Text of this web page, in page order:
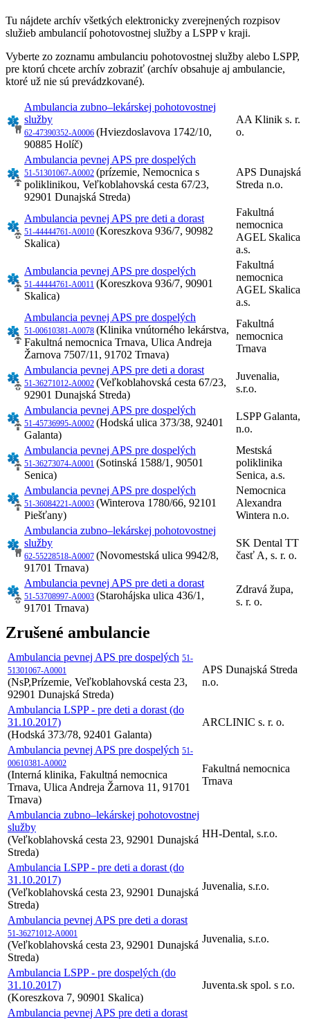
Tu nájdete archív všetkých elektronicky zverejnených rozpisov
služieb ambulancií pohotovostnej služby a LSPP v kraji.
Vyberte zo zoznamu ambulanciu pohotovostnej služby alebo LSPP,
pre ktorú chcete archív zobraziť (archív obsahuje aj ambulancie,
ktoré už nie sú prevádzkované).
Ambulancia zubno–lekárskej pohotovostnej
služby
62-47390352-A0006 (Hviezdoslavova 1742/10,
90885 Holíč)
AA Klinik s. r.
o.
Ambulancia pevnej APS pre dospelých
51-51301067-A0002 (prízemie, Nemocnica s
poliklinikou, Veľkoblahovská cesta 67/23,
92901 Dunajská Streda)
APS Dunajská
Streda n.o.
Ambulancia pevnej APS pre deti a dorast
51-44444761-A0010 (Koreszkova 936/7, 90982
Skalica)
Fakultná
nemocnica
AGEL Skalica
a.s.
Ambulancia pevnej APS pre dospelých
51-44444761-A0011 (Koreszkova 936/7, 90901
Skalica)
Fakultná
nemocnica
AGEL Skalica
a.s.
Ambulancia pevnej APS pre dospelých
51-00610381-A0078 (Klinika vnútorného lekárstva,
Fakultná nemocnica Trnava, Ulica Andreja
Žarnova 7507/11, 91702 Trnava)
Fakultná
nemocnica
Trnava
Ambulancia pevnej APS pre deti a dorast
51-36271012-A0002 (Veľkoblahovská cesta 67/23,
92901 Dunajská Streda)
Juvenalia,
s.r.o.
Ambulancia pevnej APS pre dospelých
51-45736995-A0002 (Hodská ulica 373/38, 92401
Galanta)
LSPP Galanta,
n.o.
Ambulancia pevnej APS pre dospelých
51-36273074-A0001 (Sotinská 1588/1, 90501
Senica)
Mestská
poliklinika
Senica, a.s.
Ambulancia pevnej APS pre dospelých
51-36084221-A0003 (Winterova 1780/66, 92101
Piešťany)
Nemocnica
Alexandra
Wintera n.o.
Ambulancia zubno–lekárskej pohotovostnej
služby
62-55228518-A0007 (Novomestská ulica 9942/8,
91701 Trnava)
SK Dental TT
časť A, s. r. o.
Ambulancia pevnej APS pre deti a dorast
51-53708997-A0003 (Starohájska ulica 436/1,
91701 Trnava)
Zdravá župa,
s. r. o.
Zrušené ambulancie
Ambulancia pevnej APS pre dospelých 51-
51301067-A0001
(NsP,Prízemie, Veľkoblahovská cesta 23,
92901 Dunajská Streda)
APS Dunajská Streda
n.o.
Ambulancia LSPP - pre deti a dorast (do
31.10.2017)
(Hodská 373/78, 92401 Galanta)
ARCLINIC s. r. o.
Ambulancia pevnej APS pre dospelých 51-
00610381-A0002
(Interná klinika, Fakultná nemocnica
Trnava, Ulica Andreja Žarnova 11, 91701
Trnava)
Fakultná nemocnica
Trnava
Ambulancia zubno–lekárskej pohotovostnej
služby
(Veľkoblahovská cesta 23, 92901 Dunajská
Streda)
HH-Dental, s.r.o.
Ambulancia LSPP - pre deti a dorast (do
31.10.2017)
(Veľkoblahovská cesta 23, 92901 Dunajská
Streda)
Juvenalia, s.r.o.
Ambulancia pevnej APS pre deti a dorast
51-36271012-A0001
(Veľkoblahovská cesta 23, 92901 Dunajská
Streda)
Juvenalia, s.r.o.
Ambulancia LSPP - pre dospelých (do
31.10.2017)
(Koreszkova 7, 90901 Skalica)
Juventa.sk spol. s r.o.
Ambulancia pevnej APS pre deti a dorast